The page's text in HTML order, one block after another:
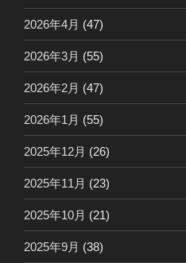
2026年4月 (47)
2026年3月 (55)
2026年2月 (47)
2026年1月 (55)
2025年12月 (26)
2025年11月 (23)
2025年10月 (21)
2025年9月 (38)